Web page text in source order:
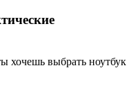
хочешь выбрать ноутбук